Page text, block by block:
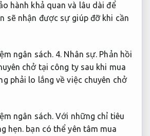
hành khả quan và lâu dài để
sẽ nhận được sự giúp đỡ khi cần
ngân sách. 4. Nhân sự. Phản hồi
chở tại công ty sau khi mua
phải lo lắng về việc chuyên chở
ngân sách. Với những chỉ tiêu
hẹn. bạn có thể yên tâm mua